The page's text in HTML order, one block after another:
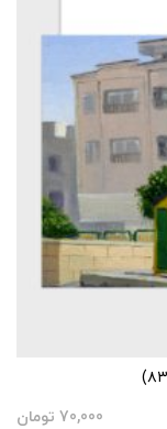
70,000 تومان